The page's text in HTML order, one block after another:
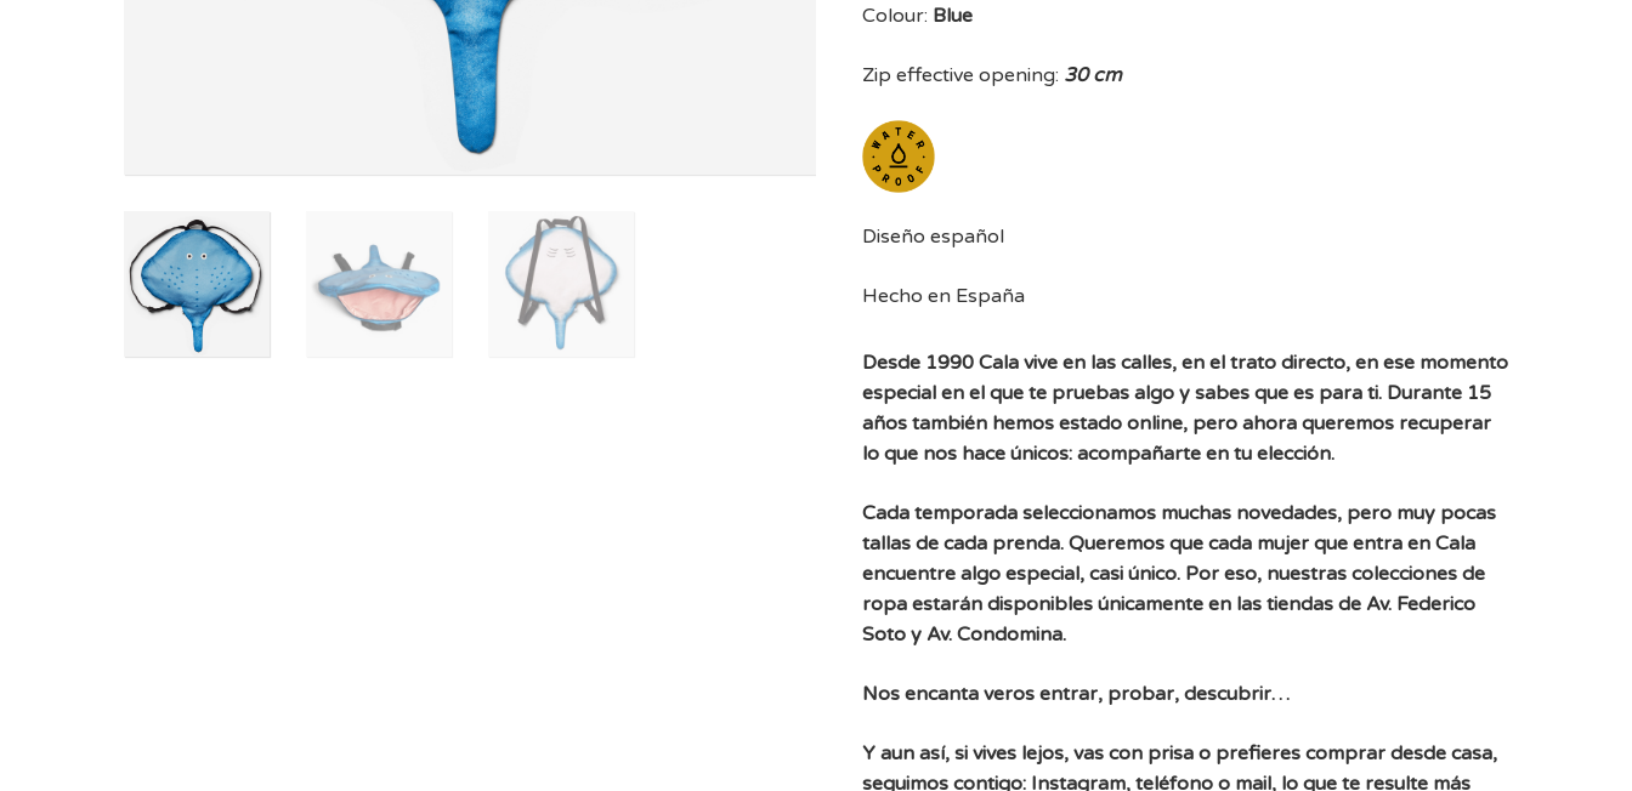
Colour: Blue
Zip effective opening: 30 cm
Diseño español
Hecho en España
Desde 1990 Cala vive en las calles, en el trato directo, en ese momento
especial en el que te pruebas algo y sabes que es para ti. Durante 15
años también hemos estado online, pero ahora queremos recuperar
lo que nos hace únicos: acompañarte en tu elección.
Cada temporada seleccionamos muchas novedades, pero muy pocas
tallas de cada prenda. Queremos que cada mujer que entra en Cala
encuentre algo especial, casi único. Por eso, nuestras colecciones de
ropa estarán disponibles únicamente en las tiendas de Av. Federico
Soto y Av. Condomina.
Nos encanta veros entrar, probar, descubrir…
Y aun así, si vives lejos, vas con prisa o prefieres comprar desde casa,
seguimos contigo: Instagram, teléfono o mail, lo que te resulte más